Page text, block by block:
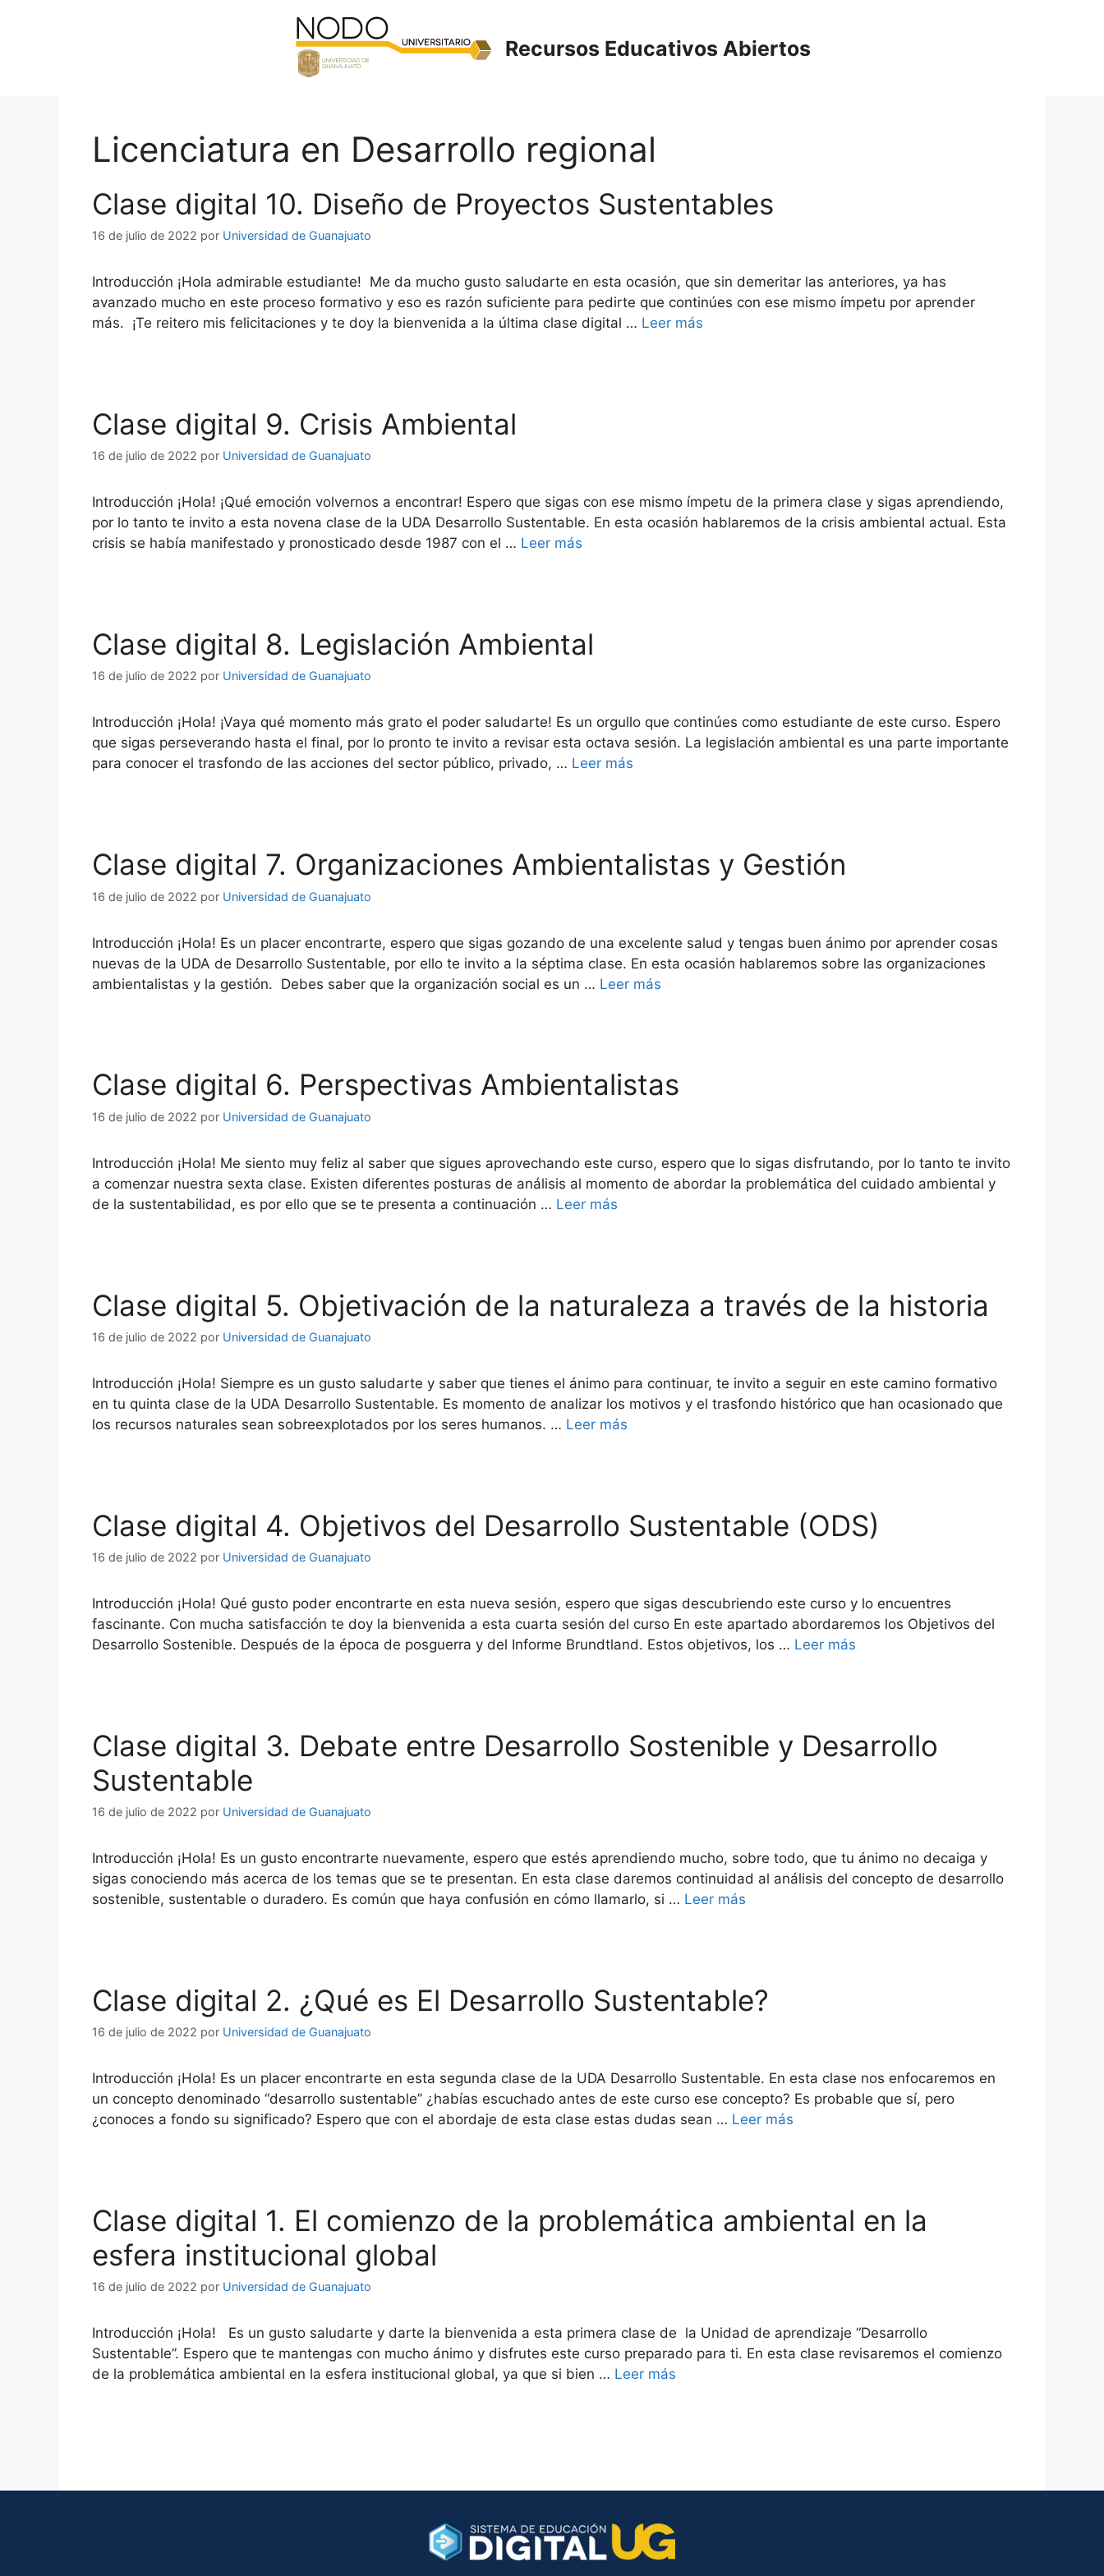
Recursos Educativos Abiertos
Licenciatura en Desarrollo regional
Clase digital 10. Diseño de Proyectos Sustentables
16 de julio de 2022 por Universidad de Guanajuato
Introducción ¡Hola admirable estudiante! Me da mucho gusto saludarte en esta ocasión, que sin demeritar las anteriores, ya has
avanzado mucho en este proceso formativo y eso es razón suficiente para pedirte que continúes con ese mismo ímpetu por aprender
más. ¡Te reitero mis felicitaciones y te doy la bienvenida a la última clase digital … Leer más
Clase digital 9. Crisis Ambiental
16 de julio de 2022 por Universidad de Guanajuato
Introducción ¡Hola! ¡Qué emoción volvernos a encontrar! Espero que sigas con ese mismo ímpetu de la primera clase y sigas aprendiendo,
por lo tanto te invito a esta novena clase de la UDA Desarrollo Sustentable. En esta ocasión hablaremos de la crisis ambiental actual. Esta
crisis se había manifestado y pronosticado desde 1987 con el … Leer más
Clase digital 8. Legislación Ambiental
16 de julio de 2022 por Universidad de Guanajuato
Introducción ¡Hola! ¡Vaya qué momento más grato el poder saludarte! Es un orgullo que continúes como estudiante de este curso. Espero
que sigas perseverando hasta el final, por lo pronto te invito a revisar esta octava sesión. La legislación ambiental es una parte importante
para conocer el trasfondo de las acciones del sector público, privado, … Leer más
Clase digital 7. Organizaciones Ambientalistas y Gestión
16 de julio de 2022 por Universidad de Guanajuato
Introducción ¡Hola! Es un placer encontrarte, espero que sigas gozando de una excelente salud y tengas buen ánimo por aprender cosas
nuevas de la UDA de Desarrollo Sustentable, por ello te invito a la séptima clase. En esta ocasión hablaremos sobre las organizaciones
ambientalistas y la gestión. Debes saber que la organización social es un … Leer más
Clase digital 6. Perspectivas Ambientalistas
16 de julio de 2022 por Universidad de Guanajuato
Introducción ¡Hola! Me siento muy feliz al saber que sigues aprovechando este curso, espero que lo sigas disfrutando, por lo tanto te invito
a comenzar nuestra sexta clase. Existen diferentes posturas de análisis al momento de abordar la problemática del cuidado ambiental y
de la sustentabilidad, es por ello que se te presenta a continuación … Leer más
Clase digital 5. Objetivación de la naturaleza a través de la historia
16 de julio de 2022 por Universidad de Guanajuato
Introducción ¡Hola! Siempre es un gusto saludarte y saber que tienes el ánimo para continuar, te invito a seguir en este camino formativo
en tu quinta clase de la UDA Desarrollo Sustentable. Es momento de analizar los motivos y el trasfondo histórico que han ocasionado que
los recursos naturales sean sobreexplotados por los seres humanos. … Leer más
Clase digital 4. Objetivos del Desarrollo Sustentable (ODS)
16 de julio de 2022 por Universidad de Guanajuato
Introducción ¡Hola! Qué gusto poder encontrarte en esta nueva sesión, espero que sigas descubriendo este curso y lo encuentres
fascinante. Con mucha satisfacción te doy la bienvenida a esta cuarta sesión del curso En este apartado abordaremos los Objetivos del
Desarrollo Sostenible. Después de la época de posguerra y del Informe Brundtland. Estos objetivos, los … Leer más
Clase digital 3. Debate entre Desarrollo Sostenible y Desarrollo
Sustentable
16 de julio de 2022 por Universidad de Guanajuato
Introducción ¡Hola! Es un gusto encontrarte nuevamente, espero que estés aprendiendo mucho, sobre todo, que tu ánimo no decaiga y
sigas conociendo más acerca de los temas que se te presentan. En esta clase daremos continuidad al análisis del concepto de desarrollo
sostenible, sustentable o duradero. Es común que haya confusión en cómo llamarlo, si … Leer más
Clase digital 2. ¿Qué es El Desarrollo Sustentable?
16 de julio de 2022 por Universidad de Guanajuato
Introducción ¡Hola! Es un placer encontrarte en esta segunda clase de la UDA Desarrollo Sustentable. En esta clase nos enfocaremos en
un concepto denominado “desarrollo sustentable” ¿habías escuchado antes de este curso ese concepto? Es probable que sí, pero
¿conoces a fondo su significado? Espero que con el abordaje de esta clase estas dudas sean … Leer más
Clase digital 1. El comienzo de la problemática ambiental en la
esfera institucional global
16 de julio de 2022 por Universidad de Guanajuato
Introducción ¡Hola! Es un gusto saludarte y darte la bienvenida a esta primera clase de la Unidad de aprendizaje “Desarrollo
Sustentable”. Espero que te mantengas con mucho ánimo y disfrutes este curso preparado para ti. En esta clase revisaremos el comienzo
de la problemática ambiental en la esfera institucional global, ya que si bien … Leer más